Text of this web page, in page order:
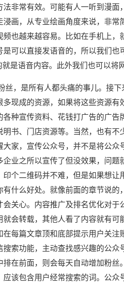
非常有效。可能有人一听到漫面
画，从专业绘画角度来说，非
也越来越容易。比如在手机上，
是可以直接发语音的，所以我们
是语音内容。此外我们也可以将
丝，是所有人都头痛的事儿。接
现成的资源，如果将这​些资源有
各种宣传资料、花钱打广告的广
书、门店资源等。当然，也有
大家，宣传公众号，并不是将公
企业之所以宣传了但没效果，问
印个二维码并不难，但是如果想
什么好处。就像前面的章节说的
会关心。内容推广及排名优化对
就会转载，其他人看了内容就有
在每篇文章顶和底部提示用户关
搜索功能，主动查找感兴趣的公
排在前面，则会每天自动增加粉
该包含用户经常搜索的词。公